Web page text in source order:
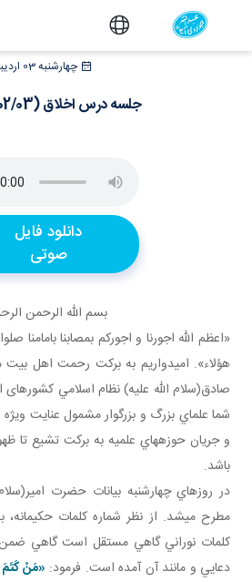
جلسه درس اخلاق (1404/02/03) - دفتر چهارشنبه 03 اردیبهشت 1404
جلسه درس اخلاق (1404/02/03)
دانلود فایل
صوتی
بسم الله الرحمن
«اعظم الله اجورنا و اجورکم بمصابنا بامامنا
هؤلاء». اميدواريم به برکت رحمت اهل
صادق(سلام الله عليه) نظام اسلامي
شما علماي بزرگ و بزرگوار مشمول عنايت
و جريان حوزه هاي علميه به برکت تشيع تا
باشد.
در روز هاي چهارشنبه بيانات حضرت
کلمات نوراني گاهي مستقل است گاهي
دعايي و مانند آن آمده است. فرمود: «مَنْ